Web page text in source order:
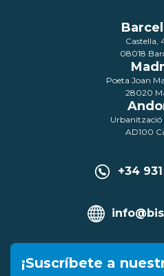
Castella,
08018
Poeta Joan
28020
Urbanització
AD100
+34
¡Suscríbete a